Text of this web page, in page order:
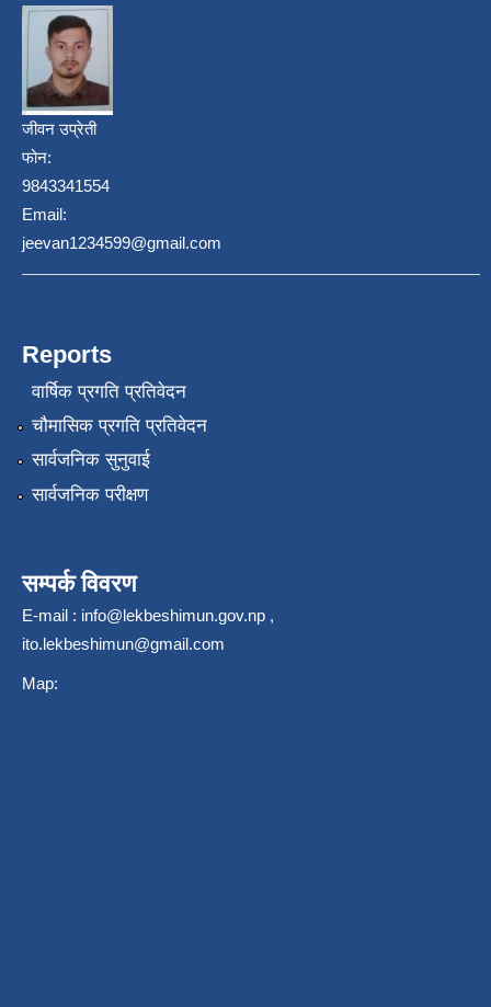
जीवन उप्रेती
फोन:
9843341554
Email:
jeevan1234599@gmail.com
Reports
वार्षिक प्रगति प्रतिवेदन
चौमासिक प्रगति प्रतिवेदन
सार्वजनिक सुनुवाई
सार्वजनिक परीक्षण
सम्पर्क विवरण
E-mail : info@lekbeshimun.gov.np ,
ito.lekbeshimun@gmail.com
Map: